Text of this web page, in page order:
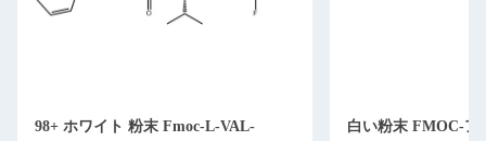
98+ ホワイト 粉末 Fmoc-L-VAL-
白い粉末 FMOC-ア